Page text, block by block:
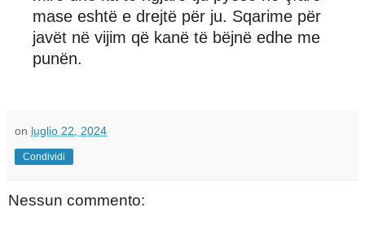
mase eshtë e drejtë për ju. Sqarime për
javët në vijim që kanë të bëjnë edhe me
punën.
on luglio 22, 2024
Condividi
Nessun commento: